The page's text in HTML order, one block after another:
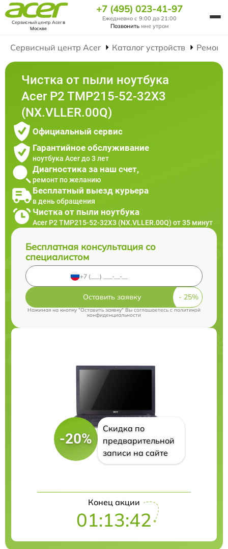
Сервисный центр Acerв
Москве
+7 (495) 023-41-97
Ежедневно с 9:00 до 21:00
Позвонить мне утром
Сервисный центр Acer Каталог устройств Ремонт
Чистка от пыли ноутбука
Acer P2 TMP215-52-32X3
(NX.VLLER.00Q)
Официальный сервис
Гарантийное обслуживание
ноутбука Acer до 3 лет
Диагностика за наш счет,
ремонт по желанию
Бесплатный выезд курьера
в день обращения
Чистка от пыли ноутбука
Acer P2 TMP215-52-32X3 (NX.VLLER.00Q) от 35 минут
Бесплатная консультация со
специалистом
Оставить заявку
Нажимая на кнопку "Оставить заявку" Вы соглашаетесь cполитикой
конфиденциальности
-20%
Скидка по
предварительной
записи на сайте
Конец акции
01:13:41